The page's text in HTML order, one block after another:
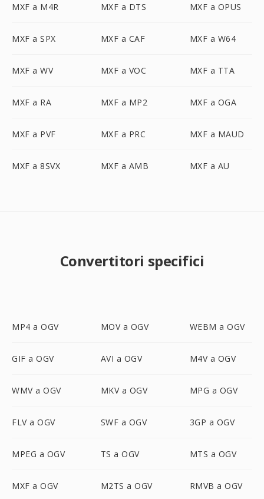
MXF a M4R MXF a DTS MXF a OPUS
MXF a SPX MXF a CAF MXF a W64
MXF a WV MXF a VOC MXF a TTA
MXF a RA MXF a MP2 MXF a OGA
MXF a PVF MXF a PRC MXF a MAUD
MXF a 8SVX MXF a AMB MXF a AU
Convertitori specifici
MP4 a OGV MOV a OGV WEBM a OGV
GIF a OGV AVI a OGV M4V a OGV
WMV a OGV MKV a OGV MPG a OGV
FLV a OGV SWF a OGV 3GP a OGV
MPEG a OGV TS a OGV MTS a OGV
MXF a OGV M2TS a OGV RMVB a OGV